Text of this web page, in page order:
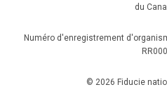
du
Numéro d'enregistrement
© 2026 Fiducie